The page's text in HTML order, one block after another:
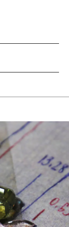
Ihres
neues
werden
mit Ihnen
unsere